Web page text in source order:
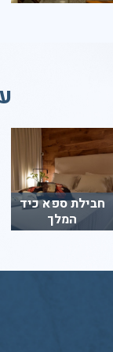
חבילת ספא כיד
המלך